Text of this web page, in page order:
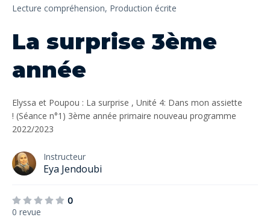
Lecture compréhension, Production écrite
La surprise 3ème
année
Elyssa et Poupou : La surprise , Unité 4: Dans mon assiette
! (Séance n°1) 3ème année primaire nouveau programme
2022/2023
Instructeur
Eya Jendoubi
0
0 revue